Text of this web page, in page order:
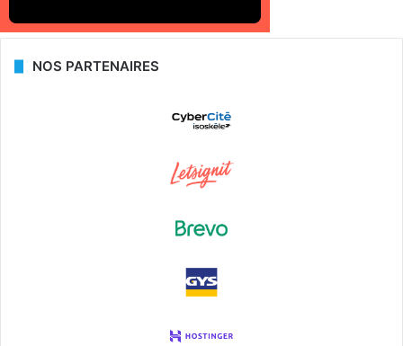
NOS PARTENAIRES